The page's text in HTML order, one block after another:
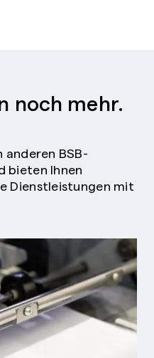
noch mehr.
BSB-
bieten Ihnen
Dienstleistungen mit